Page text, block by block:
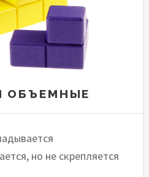
ОБЪЕМНЫЕ
но не скрепляется